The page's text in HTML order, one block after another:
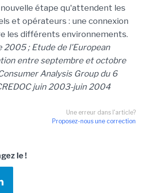
étape qu'attendent les
et opérateurs : une connexion
les différents environnements.
2005 ; Etude de l'European
entre septembre et octobre
Analysis Group du 6
juin 2003-juin 2004
Une erreur dans l'article?
Proposez-nous une correction
le !